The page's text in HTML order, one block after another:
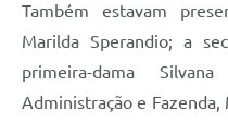
Também estavam
Marilda Sperandio; a
primeira-dama
Administração e